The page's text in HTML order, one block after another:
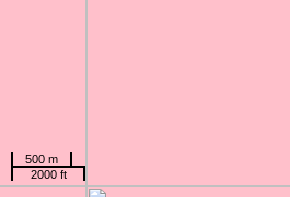
500 m
2000 ft